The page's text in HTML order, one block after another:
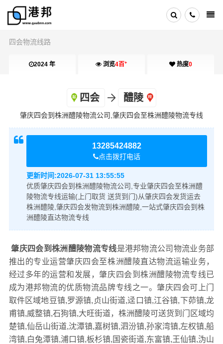
四会物流线路
2024 年 浏览4百+ 热度0
四会 醴陵
肇庆四会到株洲醴陵物流公司,肇庆四会至株洲醴陵物流专线
13285424882
点击拨打电话
更新时间:2026-07-31 13:55:55
优质肇庆四会到株洲醴陵物流公司,专业肇庆四会至株洲醴
陵物流专线运输(上门取货 送货到门)从肇庆四会发货运去
株洲醴陵,肇庆四会发物流到株洲醴陵,一站式肇庆四会到株
洲醴陵直达物流专线
肇庆四会到株洲醴陵物流专线是港邦物流公司物流业务部
推出的专业运营肇庆四会至株洲醴陵直达物流运输业务，
经过多年的运营和发展，肇庆四会到株洲醴陵物流专线已
成为港邦物流的优质物流品牌专线之一。肇庆四会可上门
取件区域地豆镇,罗源镇,贞山街道,迳口镇,江谷镇,下茆镇,龙
甫镇,威整镇,石狗镇,大旺街道，株洲醴陵可送货到门区域均
楚镇,仙岳山街道,沈潭镇,嘉树镇,泗汾镇,孙家湾镇,左权镇,船
湾镇,白兔潭镇,浦口镇,板杉镇,国瓷街道,东富镇,王仙镇,沩山